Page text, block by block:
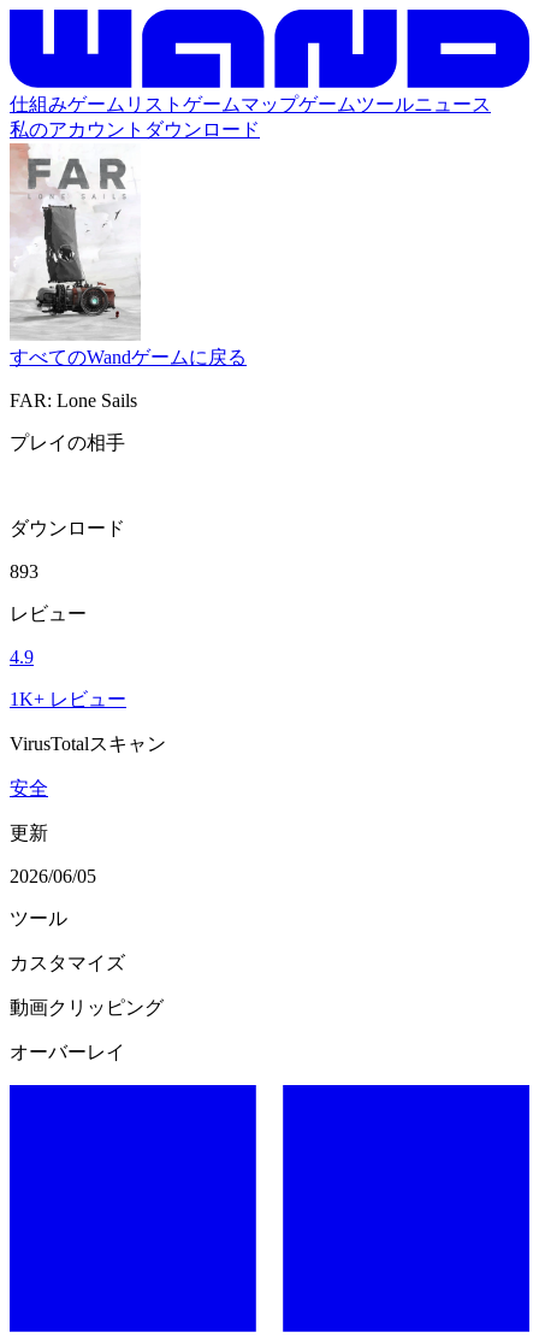
仕組みゲームリスト ゲームマップゲームツールニュース
私のアカウント ダウンロード
すべてのWandゲームに戻る
FAR: Lone Sails
プレイの相手
ダウンロード
893
レビュー
4.9
1K+ レビュー
VirusTotalスキャン
安全
更新
2026/06/05
ツール
カスタマイズ
動画クリッピング
オーバーレイ